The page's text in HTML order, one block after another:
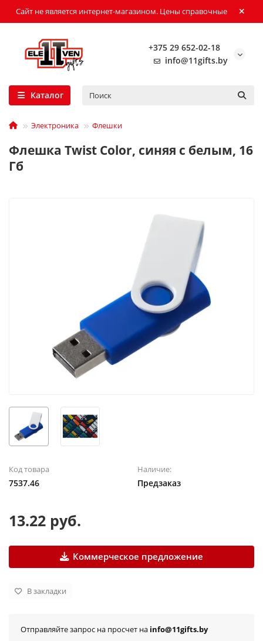
Сайт не является интернет-магазином. Цены справочные
+375 29 652-02-18
info@11gifts.by
Каталог
Электроника Флешки
Флешка Twist Color, синяя с белым, 16
Гб
Код товара
7537.46
Наличие:
Предзаказ
13.22 руб.
Коммерческое предложение
В закладки
Отправляйте запрос на просчет на info@11gifts.by